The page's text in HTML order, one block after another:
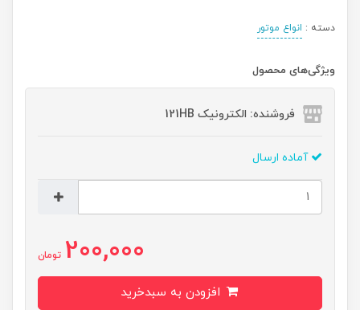
دسته : انواع موتور
ویژگی‌های محصول
فروشنده: الکترونیک 121HB
آماده ارسال
200,000 تومان